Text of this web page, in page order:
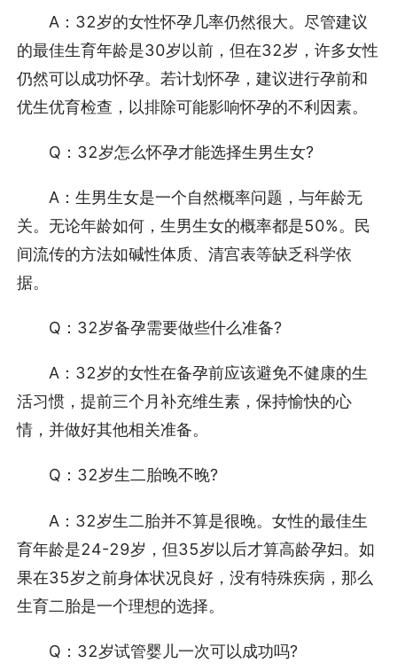
A：32岁的女性怀孕几率仍然很大。尽管建议
的最佳生育年龄是30岁以前，但在32岁，许多女性
仍然可以成功怀孕。若计划怀孕，建议进行孕前和
优生优育检查，以排除可能影响怀孕的不利因素。
Q：32岁怎么怀孕才能选择生男生女?
A：生男生女是一个自然概率问题，与年龄无
关。无论年龄如何，生男生女的概率都是50%。民
间流传的方法如碱性体质、清宫表等缺乏科学依
据。
Q：32岁备孕需要做些什么准备?
A：32岁的女性在备孕前应该避免不健康的生
活习惯，提前三个月补充维生素，保持愉快的心
情，并做好其他相关准备。
Q：32岁生二胎晚不晚?
A：32岁生二胎并不算是很晚。女性的最佳生
育年龄是24-29岁，但35岁以后才算高龄孕妇。如
果在35岁之前身体状况良好，没有特殊疾病，那么
生育二胎是一个理想的选择。
Q：32岁试管婴儿一次可以成功吗?